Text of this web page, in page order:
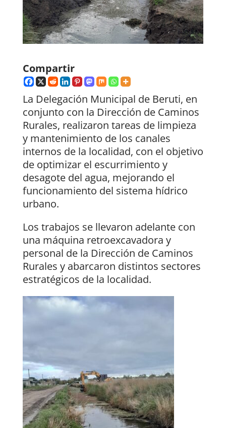
Compartir
La Delegación Municipal de Beruti, en
conjunto con la Dirección de Caminos
Rurales, realizaron tareas de limpieza
y mantenimiento de los canales
internos de la localidad, con el objetivo
de optimizar el escurrimiento y
desagote del agua, mejorando el
funcionamiento del sistema hídrico
urbano.
Los trabajos se llevaron adelante con
una máquina retroexcavadora y
personal de la Dirección de Caminos
Rurales y abarcaron distintos sectores
estratégicos de la localidad.